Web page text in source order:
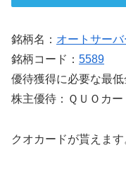
銘柄名： オートサーバ
銘柄コード： 5589
優待獲得に必要な最
株主優待：ＱＵＯカー
クオカードが貰えます